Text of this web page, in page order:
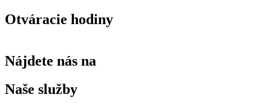
Otváracie hodiny
Nájdete nás na
Naše služby